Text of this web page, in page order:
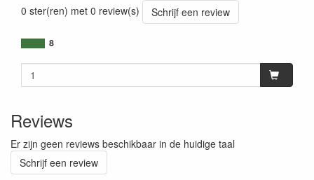
0 ster(ren) met 0 review(s)
Schrijf een review
8
Reviews
Er zijn geen reviews beschikbaar in de huidige taal
Schrijf een review